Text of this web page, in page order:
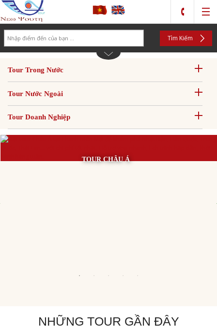
Tìm Kiếm
Tour Trong Nước
Tour Nước Ngoài
Tour Doanh Nghiệp
TOUR CHÂU Á
NHỮNG TOUR GẦN ĐÂY